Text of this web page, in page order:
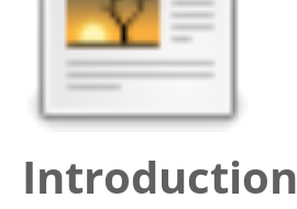
Introduction